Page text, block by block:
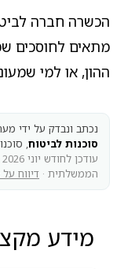
מתאים לחוסכים
ההון, או למי
נכתב ונבדק על ידי
סוכנות לביטוח,
הממשלתית · דיווח על
מידע